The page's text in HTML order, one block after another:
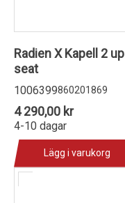
Radien X Kapell 2 up
seat
1006399860201869
4 290,00 kr
4-10 dagar
Lägg i varukorg